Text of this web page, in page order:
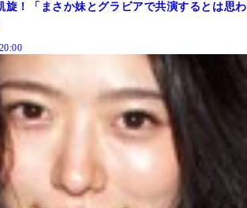
旋！「まさか妹とグラビアで共演するとは思わ